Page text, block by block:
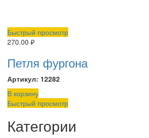
Быстрый просмотр
270.00 ₽
Петля фургона
Артикул: 12282
В корзину
Быстрый просмотр
Категории